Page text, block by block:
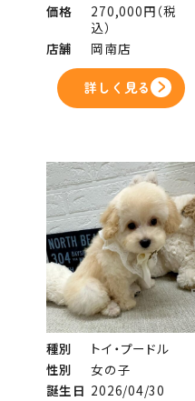
価格
270,000円（税
込）
店舗
岡南店
詳しく見る
種別
トイ・プードル
性別
女の子
誕生日 2026/04/30